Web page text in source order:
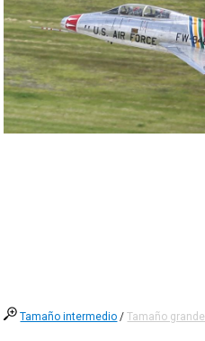
Tamaño intermedio /Tamaño grande